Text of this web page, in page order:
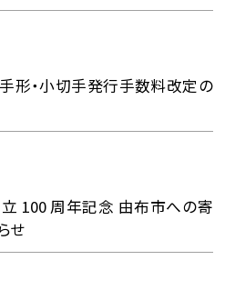
形・小切手発行手数料改定の
100 周年記念 由布市への寄
せ